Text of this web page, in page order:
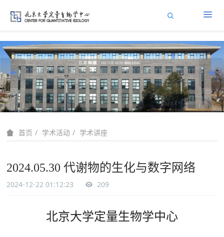
首页 学术活动 学术讲座
2024.05.30 代谢物的生化与数字网络
2024-12-22 01:12:23 209
北京大学定量生物学中心